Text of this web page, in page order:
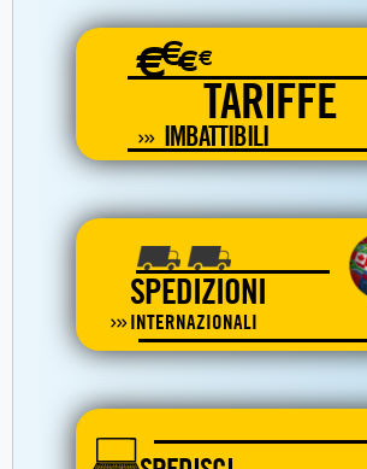
€€€€
TARIFFE
IMBATTIBILI
SPEDIZIONI
INTERNAZIONALI